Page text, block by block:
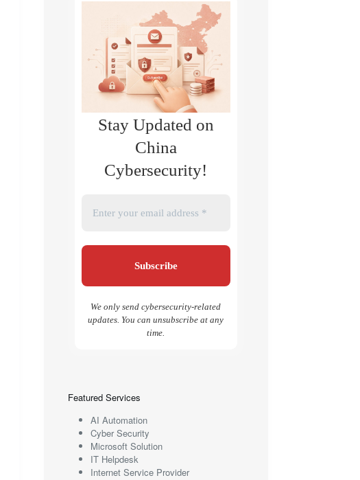
Stay Updated on
China
Cybersecurity!
We only send cybersecurity-related
updates. You can unsubscribe at any
time.
Featured Services
AI Automation
Cyber Security
Microsoft Solution
IT Helpdesk
Internet Service Provider